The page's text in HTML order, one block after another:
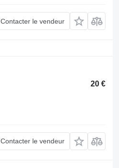
Contacter le vendeur
20 €
Contacter le vendeur